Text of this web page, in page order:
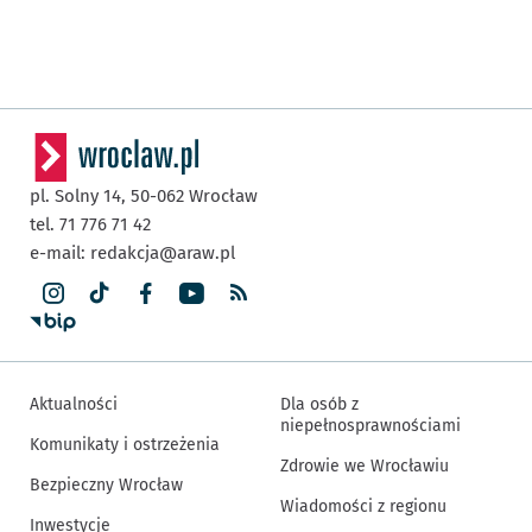
pl. Solny 14, 50-062 Wrocław
tel. 71 776 71 42
e-mail: redakcja@araw.pl
Aktualności
Komunikaty i ostrzeżenia
Bezpieczny Wrocław
Inwestycje
Dla osób z
niepełnosprawnościami
Zdrowie we Wrocławiu
Wiadomości z regionu